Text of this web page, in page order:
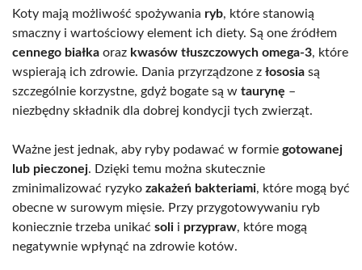
Koty mają możliwość spożywania ryb, które stanowią
smaczny i wartościowy element ich diety. Są one źródłem
cennego białka oraz kwasów tłuszczowych omega-3, które
wspierają ich zdrowie. Dania przyrządzone z łososia są
szczególnie korzystne, gdyż bogate są w taurynę –
niezbędny składnik dla dobrej kondycji tych zwierząt.
Ważne jest jednak, aby ryby podawać w formie gotowanej
lub pieczonej. Dzięki temu można skutecznie
zminimalizować ryzyko zakażeń bakteriami, które mogą być
obecne w surowym mięsie. Przy przygotowywaniu ryb
koniecznie trzeba unikać soli i przypraw, które mogą
negatywnie wpłynąć na zdrowie kotów.